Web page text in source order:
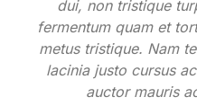
dui, non tristique
fermentum quam et
metus tristique. Nam
lacinia justo cursus
auctor mauris